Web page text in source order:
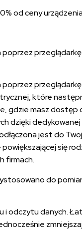
od ceny
które
gdzie masz
dzięki
jest do
się
firmach.
do
odczytu danych.